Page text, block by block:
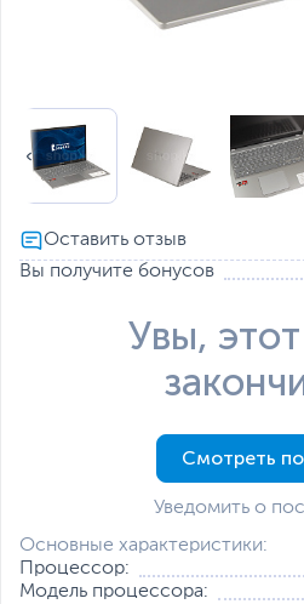
Основные характеристики:
Процессор:
Модель процессора:
Вы получите бонусов
Увы,
Смотреть
Уведомить о